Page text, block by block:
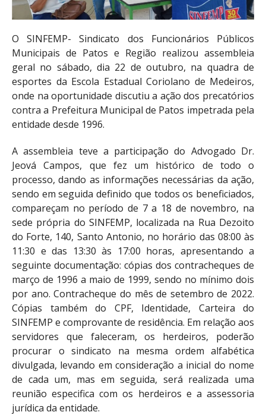
O SINFEMP- Sindicato dos Funcionários Públicos
Municipais de Patos e Região realizou assembleia
geral no sábado, dia 22 de outubro, na quadra de
esportes da Escola Estadual Coriolano de Medeiros,
onde na oportunidade discutiu a ação dos precatórios
contra a Prefeitura Municipal de Patos impetrada pela
entidade desde 1996.
A assembleia teve a participação do Advogado Dr.
Jeová Campos, que fez um histórico de todo o
processo, dando as informações necessárias da ação,
sendo em seguida definido que todos os beneficiados,
compareçam no período de 7 a 18 de novembro, na
sede própria do SINFEMP, localizada na Rua Dezoito
do Forte, 140, Santo Antonio, no horário das 08:00 às
11:30 e das 13:30 às 17:00 horas, apresentando a
seguinte documentação: cópias dos contracheques de
março de 1996 a maio de 1999, sendo no mínimo dois
por ano. Contracheque do mês de setembro de 2022.
Cópias também do CPF, Identidade, Carteira do
SINFEMP e comprovante de residência. Em relação aos
servidores que faleceram, os herdeiros, poderão
procurar o sindicato na mesma ordem alfabética
divulgada, levando em consideração a inicial do nome
de cada um, mas em seguida, será realizada uma
reunião especifica com os herdeiros e a assessoria
jurídica da entidade.